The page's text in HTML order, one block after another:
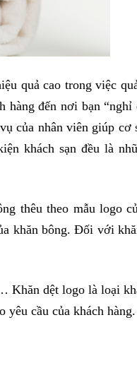
quả cao trong việc
hàng đến nơi bạn “nghỉ
của nhân viên giúp
khách sạn đều là
thêu theo mẫu logo
khăn bông. Đối với
Khăn dệt logo là loại
cầu của khách